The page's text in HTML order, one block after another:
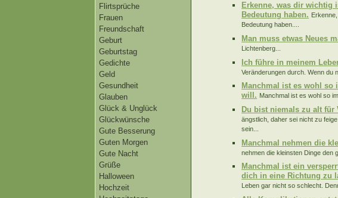
Flirtsprüche
Frauen
Freundschaft
Geburt
Geburtstag
Gedichte
Geld
Gesundheit
Glauben
Glück & Unglück
Glückwünsche
Gute Besserung
Guten Morgen
Gute Nacht
Grüße
Halloween
Hochzeit
Erkenne, was dir wichtig
Bedeutung haben.
Bedeutung haben....
Man muss etwas Neues
Lichtenberg...
Ich führe in meinem
Veränderungen durch. Wenn du
Manchmal ist es wohl so
will. Manchmal ist es wohl so
Du bist niemals zu alt für
ängstlich, daher sei nicht zu
sein...
Manchmal nehmen die
nehmen die kleinsten Dinge den
Manchmal ist ein
dich in eine Richtung zu
Leben gar nicht so schlecht.